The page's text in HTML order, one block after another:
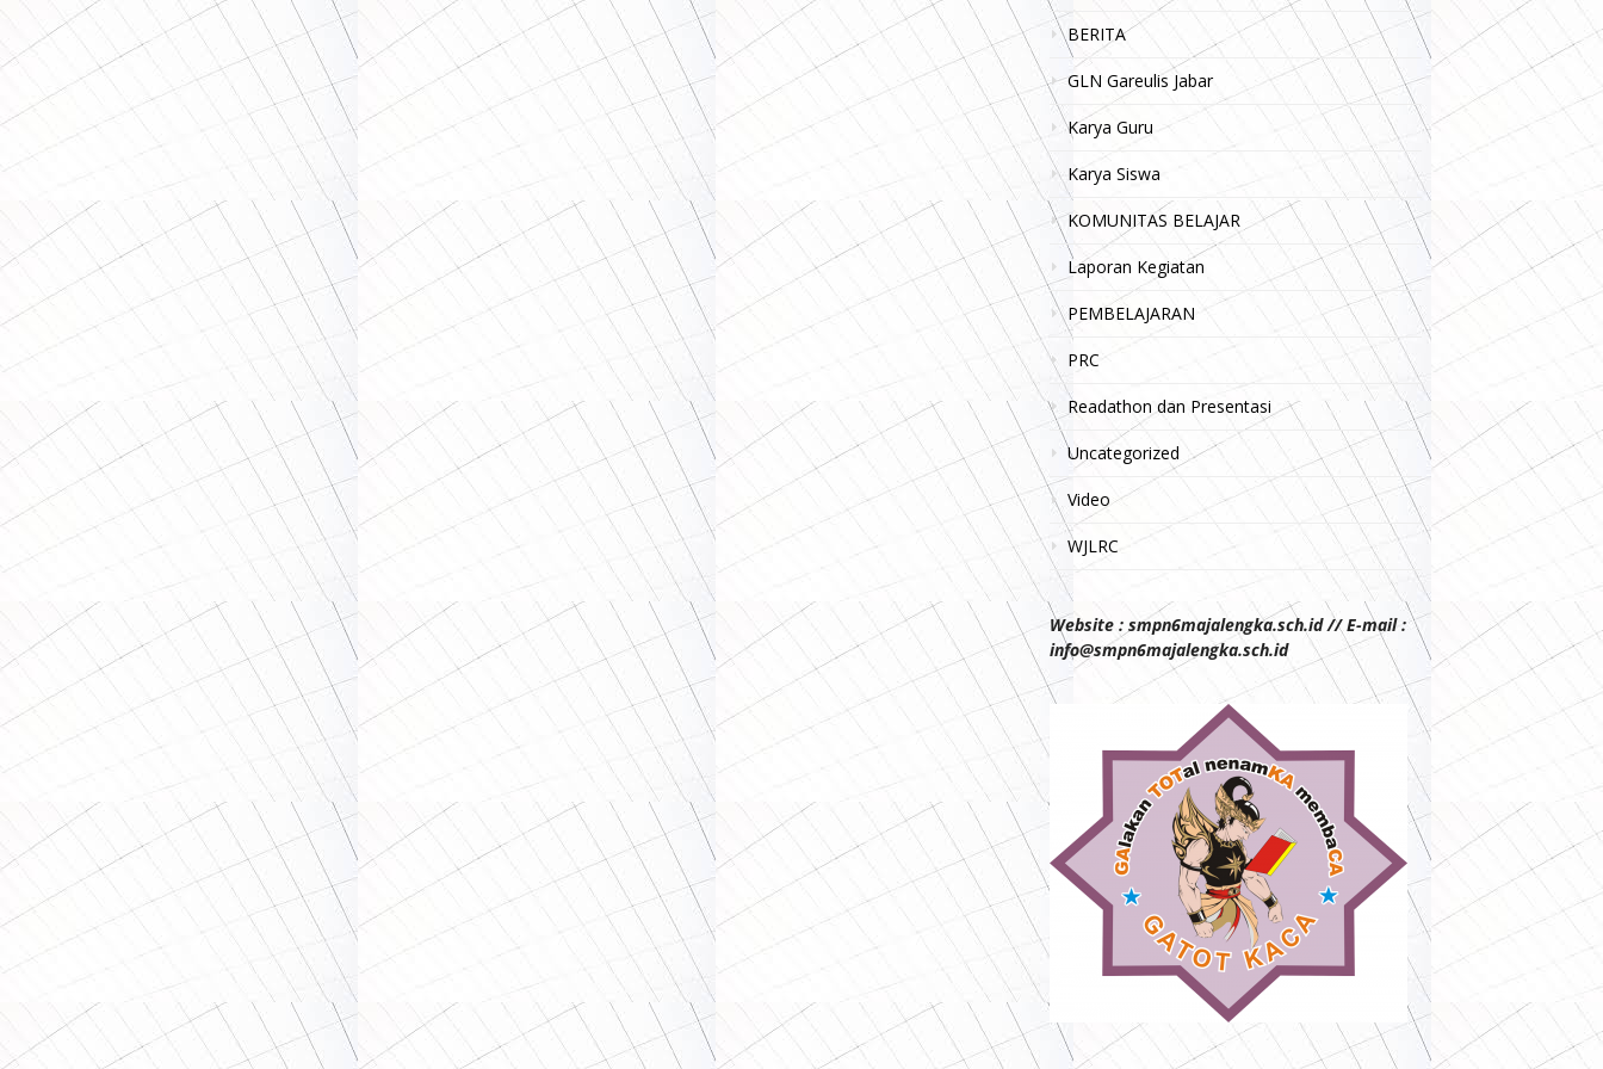
BERITA
GLN Gareulis Jabar
Karya Guru
Karya Siswa
KOMUNITAS BELAJAR
Laporan Kegiatan
PEMBELAJARAN
PRC
Readathon dan Presentasi
Uncategorized
Video
WJLRC
Website : smpn6majalengka.sch.id // E-mail :
info@smpn6majalengka.sch.id